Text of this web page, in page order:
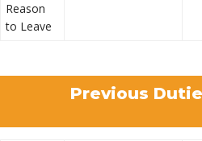
Reason
to Leave
Previous